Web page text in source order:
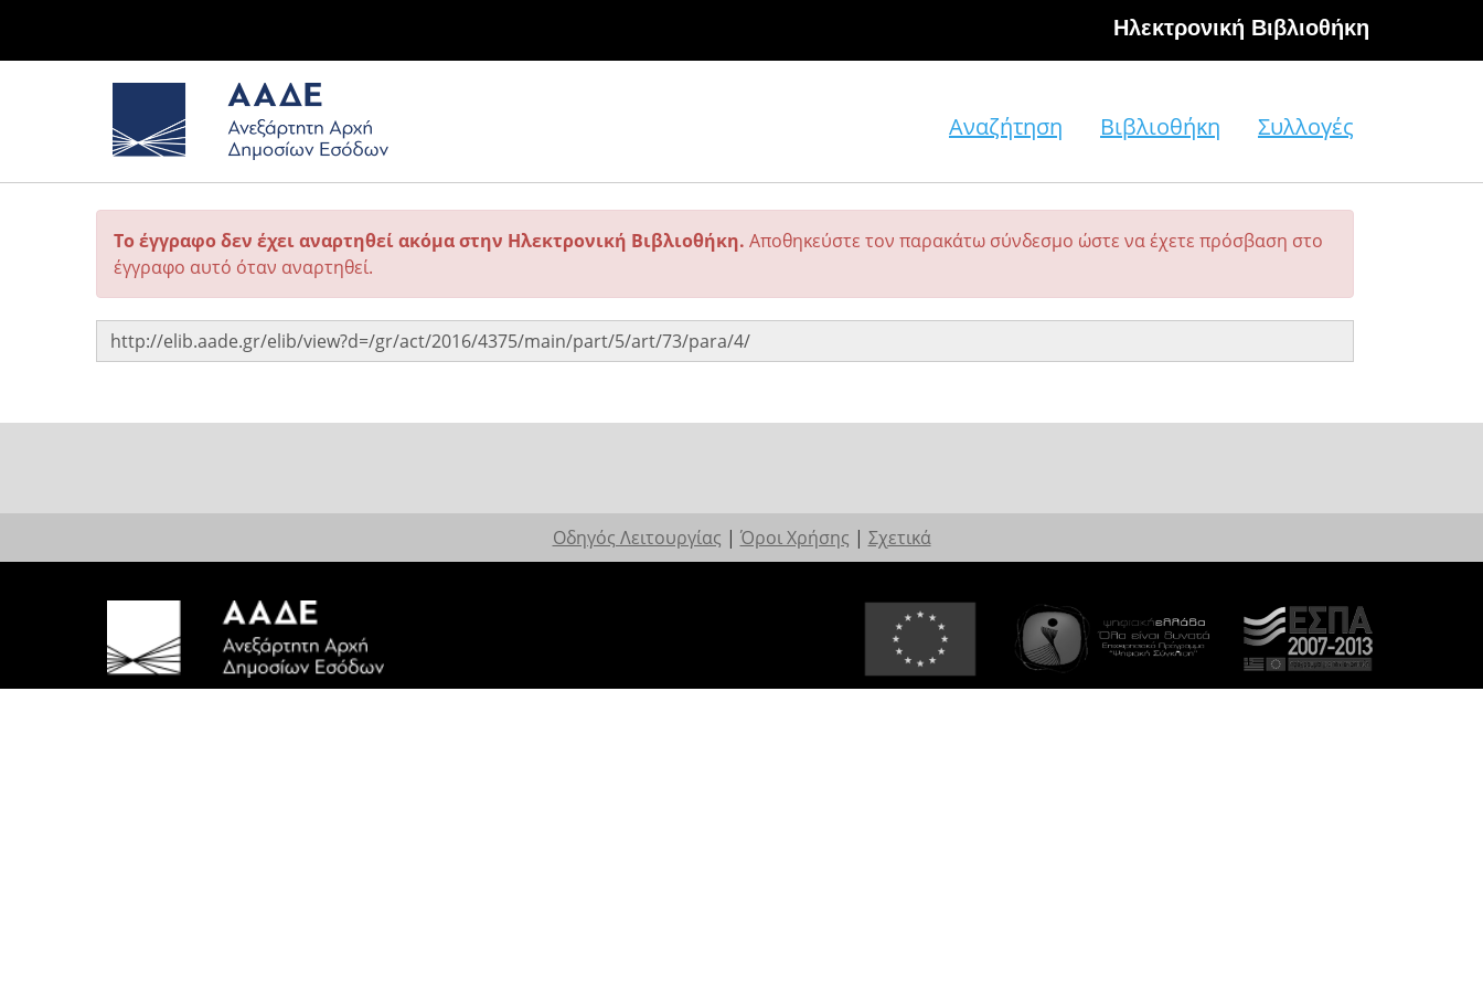
Hλεκτρονική Βιβλιοθήκη
Αναζήτηση Βιβλιοθήκη Συλλογές
Το έγγραφο δεν έχει αναρτηθεί ακόμα στην Ηλεκτρονική Βιβλιοθήκη. Αποθηκεύστε τον παρακάτω σύνδεσμο ώστε να έχετε πρόσβαση στο
έγγραφο αυτό όταν αναρτηθεί.
Οδηγός Λειτουργίας | Όροι Χρήσης | Σχετικά